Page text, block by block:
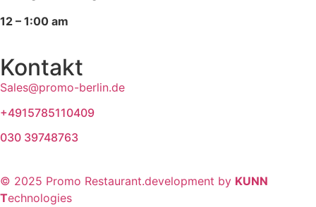
12 – 1:00 am
Kontakt
Sales@promo-berlin.de
+4915785110409
030 39748763
© 2025 Promo Restaurant.development by KUNN
Technologies